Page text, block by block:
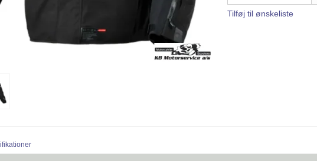
Tilføj til ønskeliste